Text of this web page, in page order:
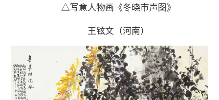
△写意人物画《冬晓市声图》
王铉文（河南）